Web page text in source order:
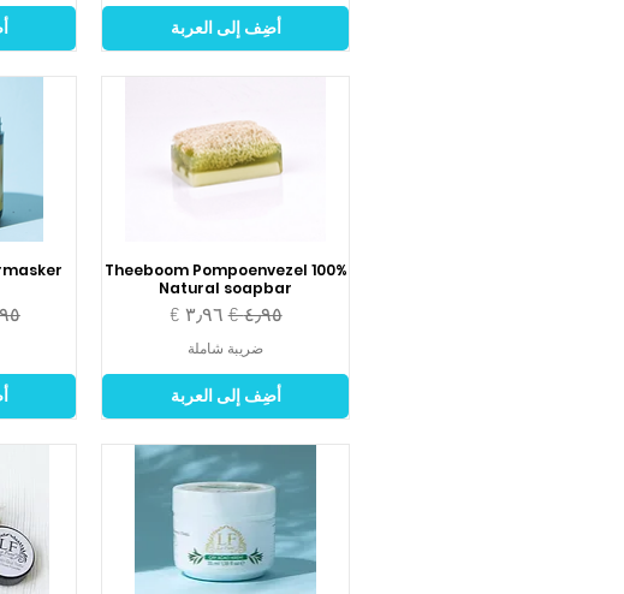
أضِف إلى العربة
Theeboom Pompoenvezel 100%
Natural soapbar
سعر عادي‏٤٫٩٥ € سعر البيع
ضريبة شاملة
أضِف إلى العربة
‏١٤٫٩٥ €